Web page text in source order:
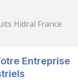
Hidral France
Entreprise